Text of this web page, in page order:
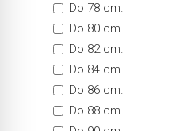
Do 78 cm.
Do 80 cm.
Do 82 cm.
Do 84 cm.
Do 86 cm.
Do 88 cm.